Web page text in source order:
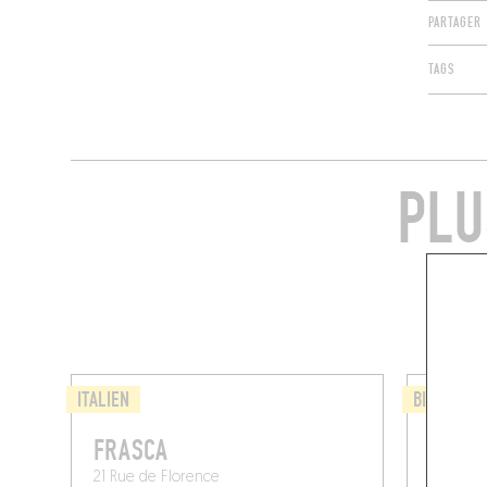
PARTAGER
TAGS
ITALIEN
FRASCA
21 Rue de Florence
BISTROT
Rue